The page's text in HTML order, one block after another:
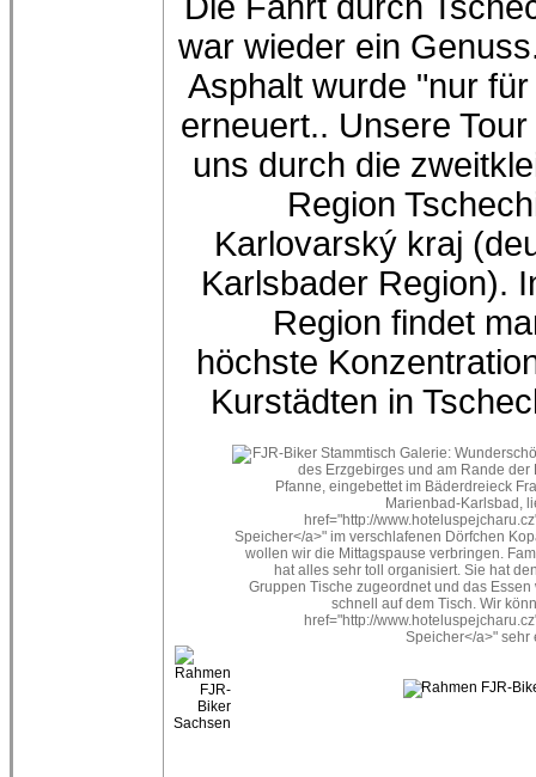
war wieder ein
Asphalt wurde "nur
erneuert.. Unsere
uns durch die
Region
Karlovarský kraj
Karlsbader Region).
Region findet
höchste
Kurstädten in